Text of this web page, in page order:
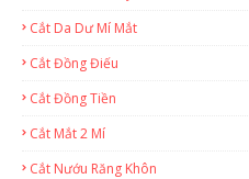
Cắt Da Dư Mí Mắt
Cắt Đồng Điếu
Cắt Đồng Tiền
Cắt Mắt 2 Mí
Cắt Nướu Răng Khôn